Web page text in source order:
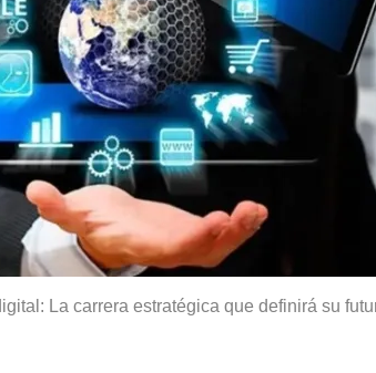
La carrera estratégica que definirá su